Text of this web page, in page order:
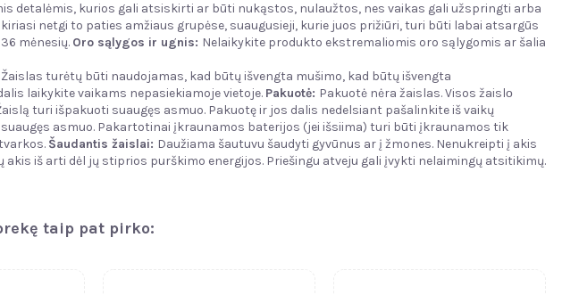
detalėmis, kurios gali atsiskirti ar būti nukąstos, nulaužtos, nes vaikas gali užspringti arba
netgi to paties amžiaus grupėse, suaugusieji, kurie juos prižiūri, turi būti labai atsargūs
mėnesių. Oro sąlygos ir ugnis: Nelaikykite produkto ekstremaliomis oro sąlygomis ar šalia
turėtų būti naudojamas, kad būtų išvengta mušimo, kad būtų išvengta
laikykite vaikams nepasiekiamoje vietoje. Pakuotė: Pakuotė nėra žaislas. Visos žaislо
turi išpakuoti suaugęs asmuo. Pakuotę ir jos dalis nedelsiant pašalinkite iš vaikų
asmuo. Pakartotinai įkraunamos baterijos (jei išsiima) turi būti įkraunamos tik
Šaudantis žaislai: Daužiama šautuvu šaudyti gyvūnus ar į žmones. Nenukreipti į akis
iš arti dėl jų stiprios purškimo energijos. Priešingu atveju gali įvykti nelaimingų atsitikimų.
taip pat pirko: